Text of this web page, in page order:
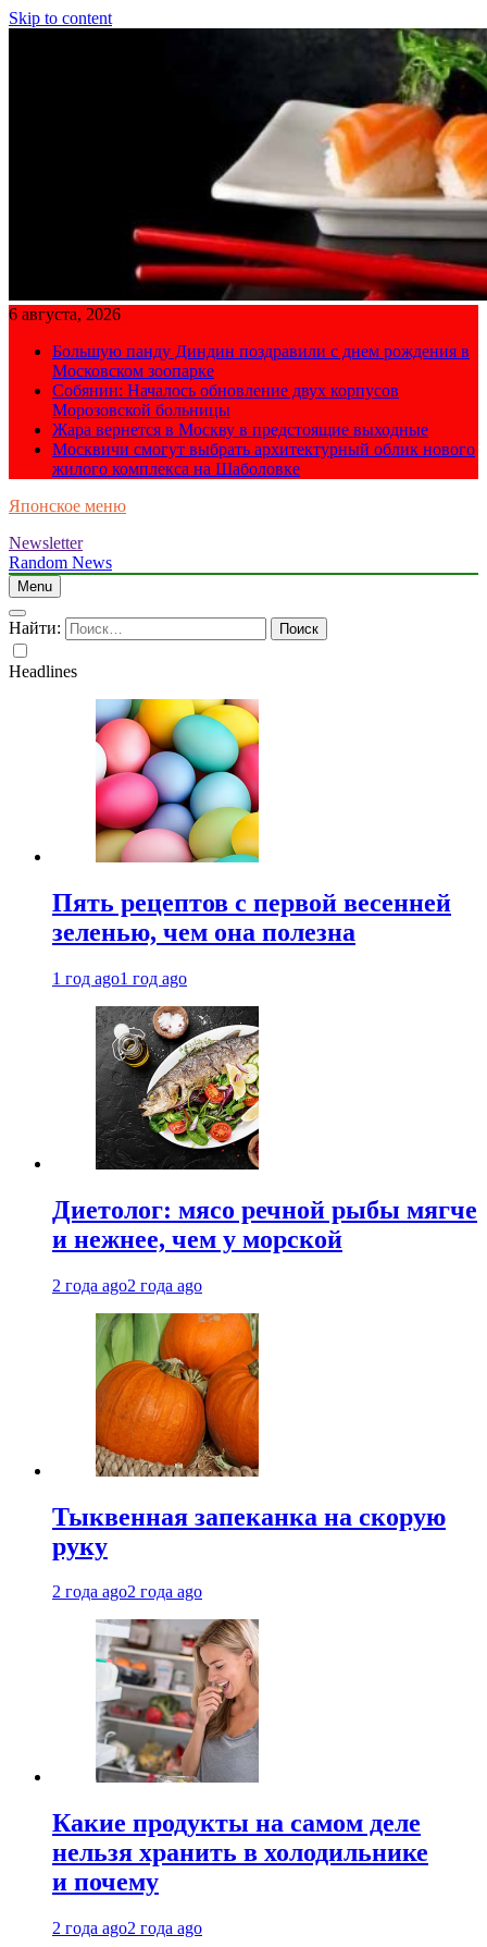
Skip to content
6 августа, 2026
Большую панду Диндин поздравили с днем рождения в
Московском зоопарке
Собянин: Началось обновление двух корпусов
Морозовской больницы
Жара вернется в Москву в предстоящие выходные
Москвичи смогут выбрать архитектурный облик нового
жилого комплекса на Шаболовке
Японское меню
Newsletter
Random News
Menu
Найти:
Headlines
Пять рецептов с первой весенней
зеленью, чем она полезна
1 год ago1 год ago
Диетолог: мясо речной рыбы мягче
и нежнее, чем у морской
2 года ago2 года ago
Тыквенная запеканка на скорую
руку
2 года ago2 года ago
Какие продукты на самом деле
нельзя хранить в холодильнике
и почему
2 года ago2 года ago